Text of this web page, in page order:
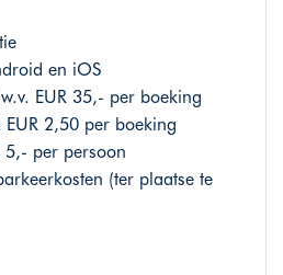
en iOS
EUR 35,- per boeking
2,50 per boeking
5,- per persoon
(ter plaatse te